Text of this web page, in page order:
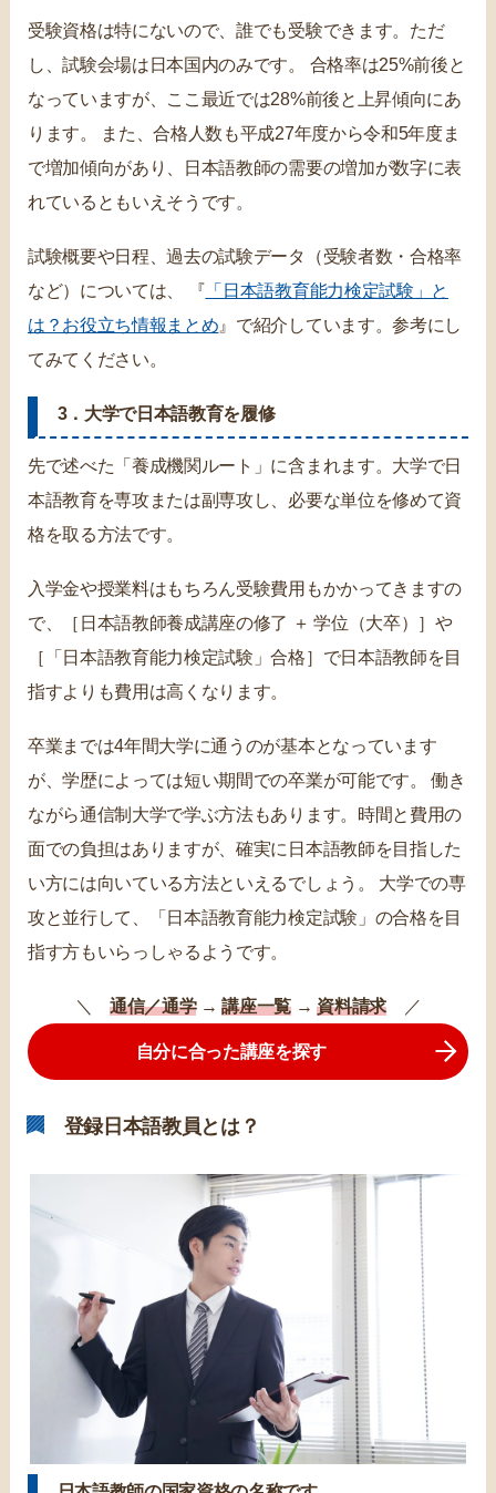
受験資格は特にないので、誰でも受験できます。ただ
し、試験会場は日本国内のみです。 合格率は25%前後と
なっていますが、ここ最近では28%前後と上昇傾向にあ
ります。 また、合格人数も平成27年度から令和5年度ま
で増加傾向があり、日本語教師の需要の増加が数字に表
れているともいえそうです。
試験概要や日程、過去の試験データ（受験者数・合格率
など）については、 『 「日本語教育能力検定試験」と
は？お役立ち情報まとめ 』で紹介しています。参考にし
てみてください。
3．大学で日本語教育を履修
先で述べた「養成機関ルート」に含まれます。大学で日
本語教育を専攻または副専攻し、必要な単位を修めて資
格を取る方法です。
入学金や授業料はもちろん受験費用もかかってきますの
で、［日本語教師養成講座の修了 ＋ 学位（大卒）］や
［「日本語教育能力検定試験」合格］で日本語教師を目
指すよりも費用は高くなります。
卒業までは4年間大学に通うのが基本となっています
が、学歴によっては短い期間での卒業が可能です。 働き
ながら通信制大学で学ぶ方法もあります。時間と費用の
面での負担はありますが、確実に日本語教師を目指した
い方には向いている方法といえるでしょう。 大学での専
攻と並行して、「日本語教育能力検定試験」の合格を目
指す方もいらっしゃるようです。
＼ 通信／通学→講座一覧 →資料請求／
自分に合った講座を探す
登録日本語教員とは？